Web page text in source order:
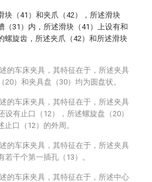
块（41）和夹爪（42），所述滑块
（31）内，所述滑块（41）上设有和
螺旋齿，所述夹爪（42）和所述滑块
的车床夹具，其特征在于，所述夹具
20）和夹具盘（30）均为圆盘状。
的车床夹具，其特征在于，所述夹具
设有止口（12），所述螺旋盘（20）
口（12）的外周。
的车床夹具，其特征在于，所述夹具
若干个第一插孔（13）。
的车床夹具，其特征在于，所述中心